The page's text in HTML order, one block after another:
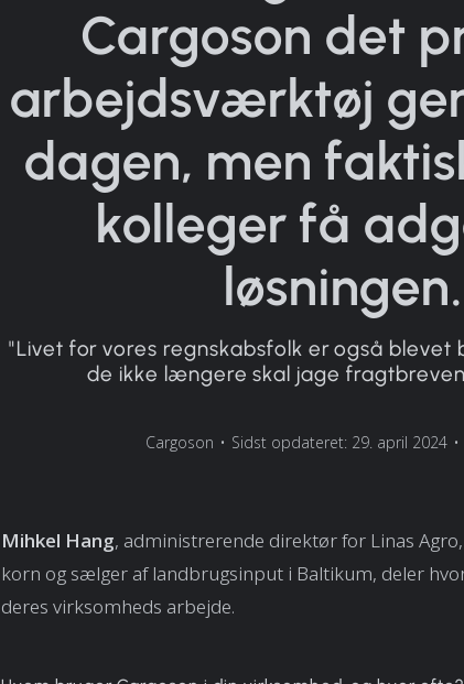
Cargoson det
arbejdsværktøj
dagen, men
kolleger få
"Livet for vores regnskabsfolk er også
de ikke længere skal jage
Cargoson • Sidst opdateret: 29. april 2024 •
Mihkel Hang, administrerende direktør for Linas
korn og sælger af landbrugsinput i Baltikum, deler
deres virksomheds arbejde.